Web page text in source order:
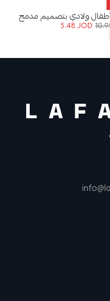
أطفال ولادي بتصميم مدمج
خصر5.48JOD